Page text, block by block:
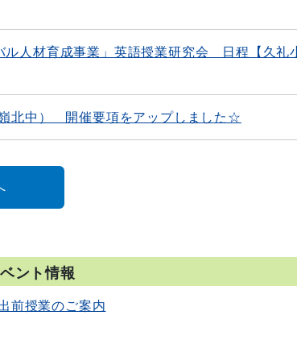
人材育成事業」英語授業研究会 日程【久礼
北中） 開催要項をアップしました☆
ント情報
前授業のご案内